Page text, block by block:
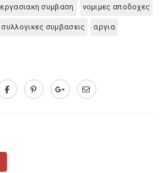
εργασιακη συμβαση νομιμες αποδοχες
συλλογικες συμβασεις αργια